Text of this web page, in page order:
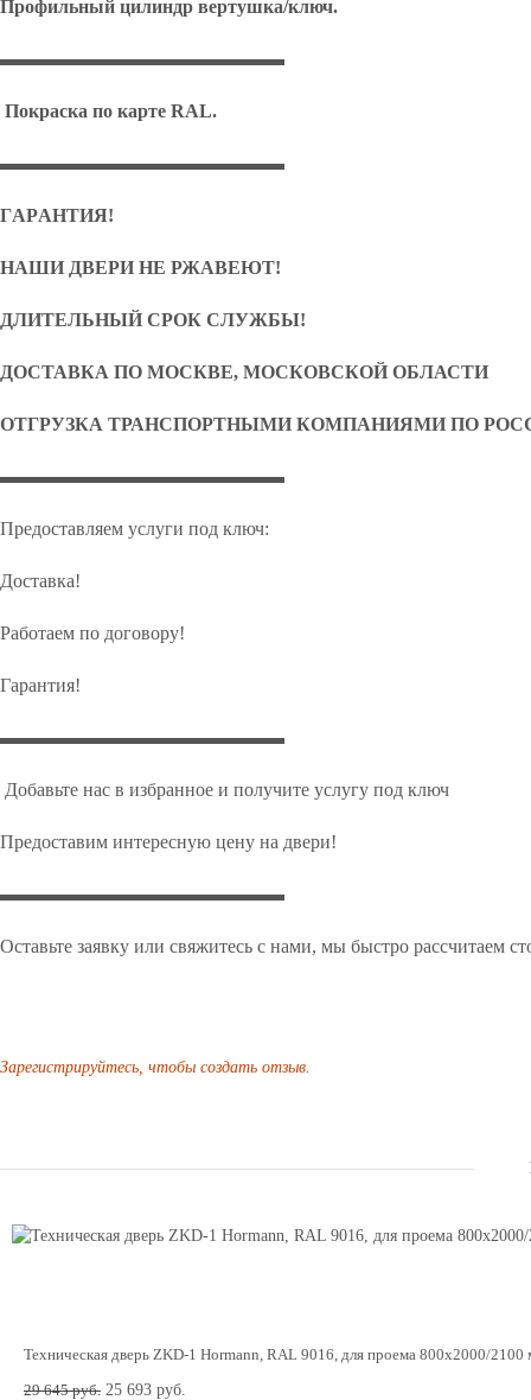
Профильный цилиндр вертушка/ключ.
▬▬▬▬▬▬▬▬▬▬▬▬▬▬▬
Покраска по карте RAL.
▬▬▬▬▬▬▬▬▬▬▬▬▬▬▬
ГAPАНТИЯ!
НАШИ ДВЕРИ НЕ РЖАВЕЮТ!
ДЛИТЕЛЬНЫЙ СРОК СЛУЖБЫ!
ДОСТАВКА ПО МОСКВЕ, МОСКОВСКОЙ ОБЛАСТИ
ОТГРУЗКА ТРАНСПОРТНЫМИ КОМПАНИЯМИ ПО
▬▬▬▬▬▬▬▬▬▬▬▬▬▬▬
Предоставляем услуги под ключ:
Доставка!
Работаем по договору!
Гарантия!
▬▬▬▬▬▬▬▬▬▬▬▬▬▬▬
Добавьте нас в избранное и получите услугу под ключ
Предоставим интересную цену на двери!
▬▬▬▬▬▬▬▬▬▬▬▬▬▬▬
Оставьте заявку или свяжитесь с нами, мы быстро рассчитаем
Зарегистрируйтесь, чтобы создать отзыв.
Техническая дверь ZKD-1 Hormann, RAL 9016, для проема 800х2000/2100
29 645 руб. 25 693 руб.